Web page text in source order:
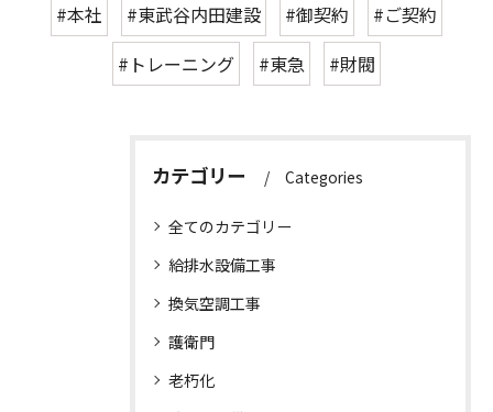
#本社 #東武谷内田建設 #御契約
#ご契約
#トレーニング
#東急 #財閥
カテゴリー Categories
全てのカテゴリー
給排水設備工事
換気空調工事
護衛門
老朽化